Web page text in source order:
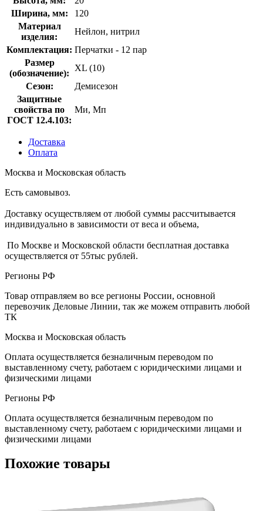
Ширина, мм:
120
Материал
изделия:
Нейлон, нитрил
Комплектация: Перчатки - 12 пар
Размер
(обозначение):
XL (10)
Сезон:
Демисезон
Защитные
свойства по
ГОСТ 12.4.103:
Ми, Мп
Доставка
Оплата
Москва и Московская область
Есть самовывоз.
Доставку осуществляем от любой суммы рассчитывается
индивидуально в зависимости от веса и объема,
По Москве и Московской области бесплатная доставка
осуществляется от 55тыс рублей.
Регионы РФ
Товар отправляем во все регионы России, основной
перевозчик Деловые Линии, так же можем отправить любой
ТК
Москва и Московская область
Оплата осуществляется безналичным переводом по
выставленному счету, работаем с юридическими лицами и
физическими лицами
Регионы РФ
Оплата осуществляется безналичным переводом по
выставленному счету, работаем с юридическими лицами и
физическими лицами
Похожие товары